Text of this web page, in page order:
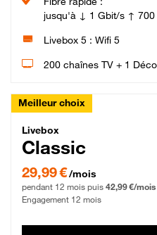
jusqu'à ↓ 1 Gbit/s ↑ 700
Livebox 5 : Wifi 5
200 chaînes TV + 1
Meilleur choix
Livebox Classic
Livebox
Classic
29,99 € par mois pendant 12 mois
29,99 €/mois
pendant 12 mois puis 42,99 €/mois
Engagement 12 mois